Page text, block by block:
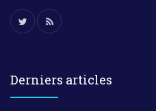
Derniers articles